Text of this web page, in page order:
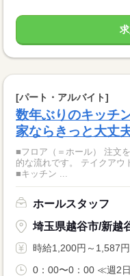
[パート・アルバイト]
数年ぶりのキッチ
家ならきっと大丈
■フロア（＝ホール） 注文を伺
的な流れです。 テイクアウ
■キッチン ...
ホールスタッフ
埼玉県越谷市/新越
時給1,200円～1,587円
0：00〜0：00 ≪週2